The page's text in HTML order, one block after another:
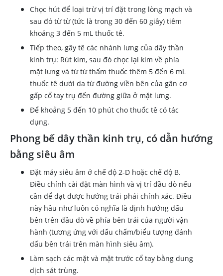
Chọc hút để loại trừ vị trí đặt trong lòng mạch và
sau đó từ từ (tức là trong 30 đến 60 giây) tiêm
khoảng 3 đến 5 mL thuốc tê.
Tiếp theo, gây tê các nhánh lưng của dây thần
kinh trụ: Rút kim, sau đó chọc lại kim về phía
mặt lưng và từ từ thấm thuốc thêm 5 đến 6 mL
thuốc tê dưới da từ đường viền bên của gân cơ
gấp cổ tay trụ đến đường giữa ở mặt lưng.
Để khoảng 5 đến 10 phút cho thuốc tê có tác
dụng.
Phong bế dây thần kinh trụ, có dẫn hướng
bằng siêu âm
Đặt máy siêu âm ở chế độ 2-D hoặc chế độ B.
Điều chỉnh cài đặt màn hình và vị trí đầu dò nếu
cần để đạt được hướng trái phải chính xác. Điều
này hầu như luôn có nghĩa là định hướng dấu
bên trên đầu dò về phía bên trái của người vận
hành (tương ứng với dấu chấm/biểu tượng đánh
dấu bên trái trên màn hình siêu âm).
Làm sạch các mặt và mặt trước cổ tay bằng dung
dịch sát trùng.